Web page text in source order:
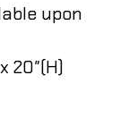
upon
20″(H)